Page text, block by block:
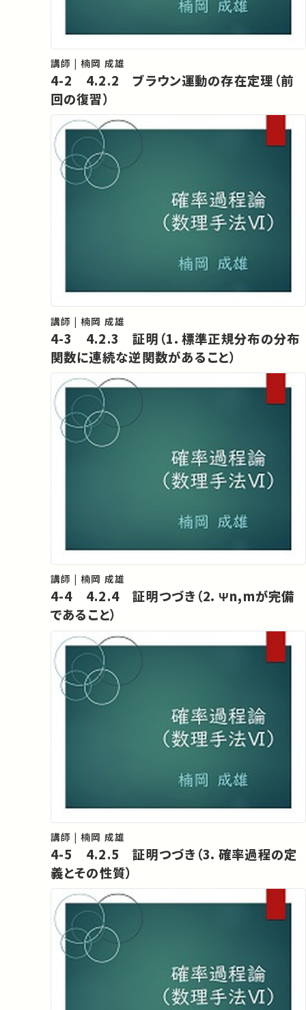
講師 | 楠岡 成雄
4-2 4.2.2 ブラウン運動の存在定理（前
回の復習）
講師 | 楠岡 成雄
4-3 4.2.3 証明（1．標準正規分布の分布
関数に連続な逆関数があること）
講師 | 楠岡 成雄
4-4 4.2.4 証明つづき（2．Ψn,mが完備
であること）
講師 | 楠岡 成雄
4-5 4.2.5 証明つづき（3．確率過程の定
義とその性質）